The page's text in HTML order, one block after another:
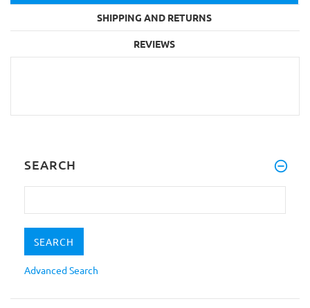
SHIPPING AND RETURNS
REVIEWS
SEARCH
Advanced Search